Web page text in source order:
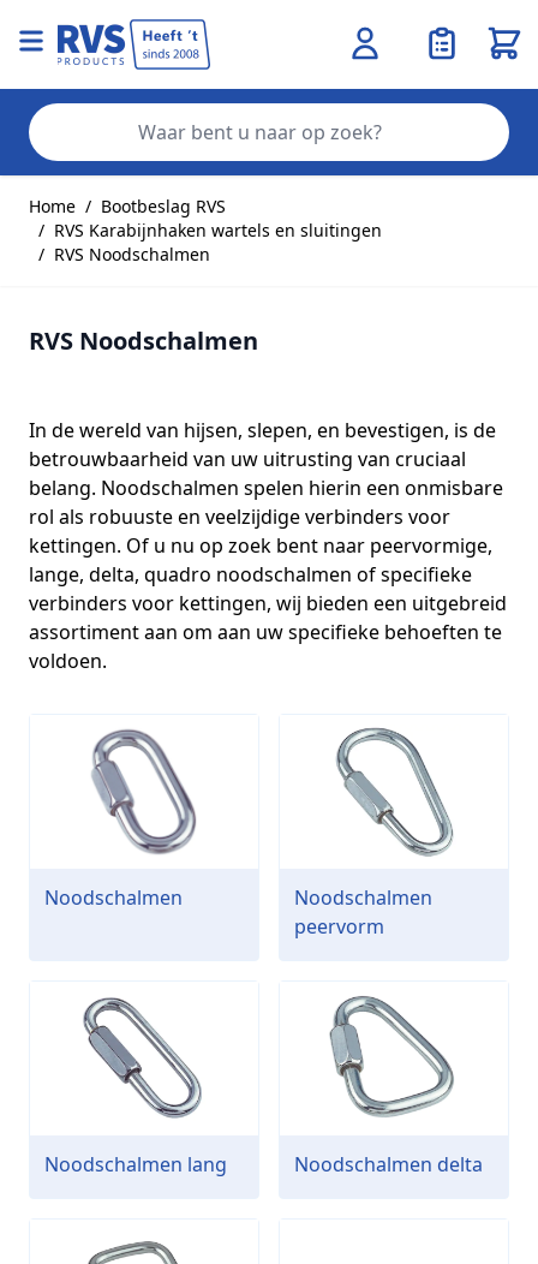
Home / Bootbeslag RVS
/ RVS Karabijnhaken wartels en sluitingen
/ RVS Noodschalmen
RVS Noodschalmen
In de wereld van hijsen, slepen, en bevestigen, is de
betrouwbaarheid van uw uitrusting van cruciaal
belang. Noodschalmen spelen hierin een onmisbare
rol als robuuste en veelzijdige verbinders voor
kettingen. Of u nu op zoek bent naar peervormige,
lange, delta, quadro noodschalmen of specifieke
verbinders voor kettingen, wij bieden een uitgebreid
assortiment aan om aan uw specifieke behoeften te
voldoen.
Noodschalmen
Noodschalmen
peervorm
Noodschalmen lang Noodschalmen delta